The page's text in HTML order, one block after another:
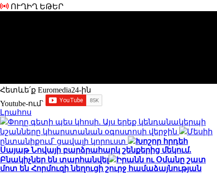
ՈՒՂԻՂ ԵԹԵՐ
Հետևե՛ք Euromedia24-ին
Youtube-ում`
Լրահոս
Փողը գետի պես կհոսի. Այս երեք կենդանակերպի
նշանները կհարստանան օգոստոսի վերջին
Մեսիի
ընտանիքում՝ ցավալի կորուստ
Խոշոր հրդեհ
Սայաթ Նովայի բարձրահարկ շենքերից մեկում.
Բնակիչներ են տարհանվել
Իրանն ու Օմանը շատ
մոտ են Հորմուզի նեղուցի շուրջ համաձայնության